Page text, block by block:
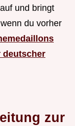
und bringt
du vorher
deutscher
zur